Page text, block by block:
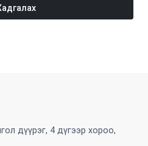
дүүрэг, 4 дүгээр хороо,